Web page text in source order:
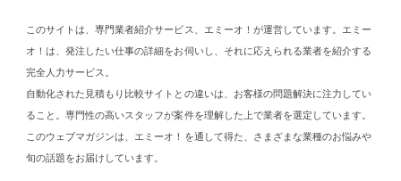
このサイトは、専門業者紹介サービス、エミーオ！が運営しています。エミー
オ！は、発注したい仕事の詳細をお伺いし、それに応えられる業者を紹介する
完全人力サービス。
自動化された見積もり比較サイトとの違いは、お客様の問題解決に注力してい
ること。専門性の高いスタッフが案件を理解した上で業者を選定しています。
このウェブマガジンは、エミーオ！を通して得た、さまざまな業種のお悩みや
旬の話題をお届けしています。